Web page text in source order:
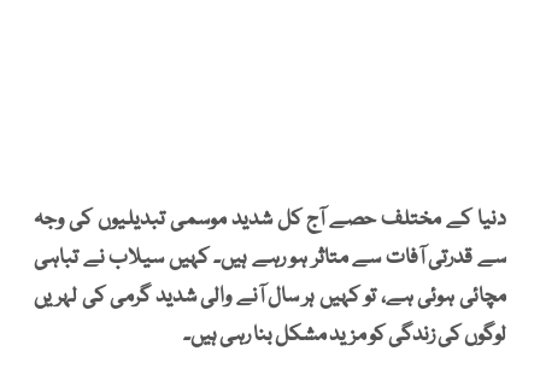
دنیا کے مختلف حصے آج کل شدید موسمی تبدیلیوں کی وجہ
سے قدرتی آفات سے متاثر ہو رہے ہیں۔ کہیں سیلاب نے تباہی
مچائی ہوئی ہے، تو کہیں ہر سال آنے والی شدید گرمی کی لہریں
لوگوں کی زندگی کو مزید مشکل بنا رہی ہیں۔